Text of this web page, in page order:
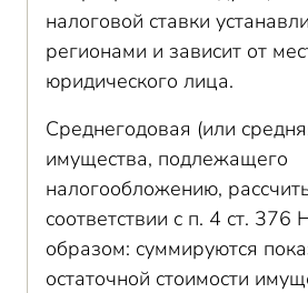
налоговой ставки
регионами и зависит от
юридического лица.
Среднегодовая (или
имущества, подлежащего
налогообложению,
соответствии с п. 4 ст.
образом: суммируются
остаточной стоимости